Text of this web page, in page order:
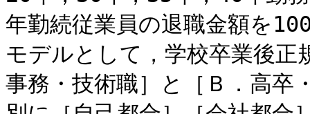
年勤続従業員の退職金額を
モデルとして，学校卒業後正
事務・技術職］と［Ｂ．高卒